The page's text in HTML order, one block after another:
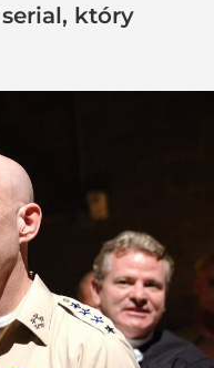
który